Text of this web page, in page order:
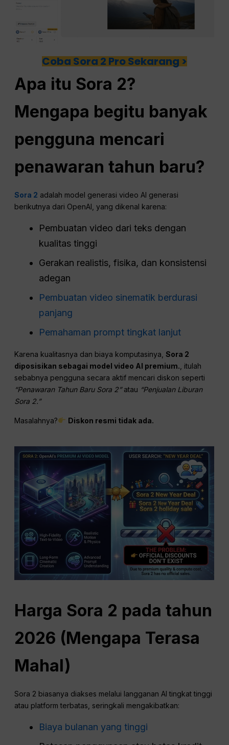
Coba Sora 2 Pro Sekarang >
Apa itu Sora 2?
Mengapa begitu banyak
pengguna mencari
penawaran tahun baru?
Sora 2 adalah model generasi video AI generasi
berikutnya dari OpenAI, yang dikenal karena:
Pembuatan video dari teks dengan
kualitas tinggi
Gerakan realistis, fisika, dan konsistensi
adegan
Pembuatan video sinematik berdurasi
panjang
Pemahaman prompt tingkat lanjut
Karena kualitasnya dan biaya komputasinya,Sora 2
diposisikan sebagai model video AI premium., itulah
sebabnya pengguna secara aktif mencari diskon seperti
“Penawaran Tahun Baru Sora 2”atau “Penjualan Liburan
Sora 2.”
Masalahnya? Diskon resmi tidak ada.
Harga Sora 2 pada tahun
2026 (Mengapa Terasa
Mahal)
Sora 2 biasanya diakses melalui langganan AI tingkat tinggi
atau platform terbatas, seringkali mengakibatkan:
Biaya bulanan yang tinggi